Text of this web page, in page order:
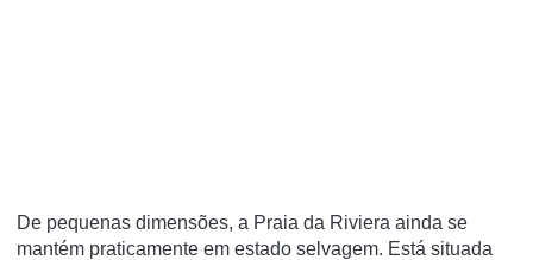
De pequenas dimensões, a Praia da Riviera ainda se
mantém praticamente em estado selvagem. Está situada